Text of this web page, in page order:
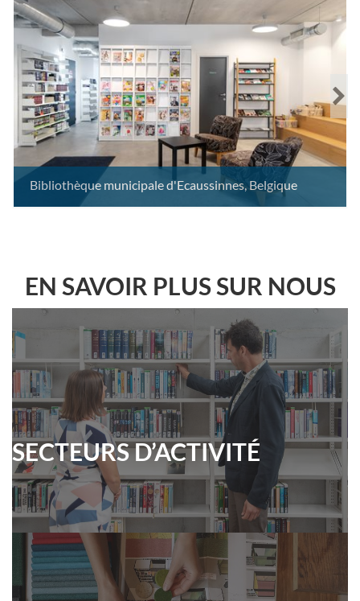
Bibliothèque municipale d'Ecaussinnes, Belgique
EN SAVOIR PLUS SUR NOUS
SECTEURS D’ACTIVITÉ